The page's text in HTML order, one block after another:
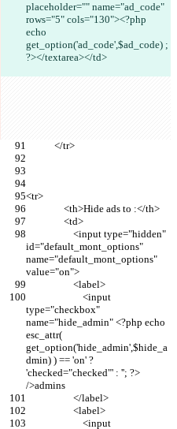
placeholder="" name="ad_code"
rows="5" cols="130"><?php
echo
get_option('ad_code',$ad_code) ;
?></textarea></td>
            </tr>
<tr>
                <th>Hide ads to :</th>
                <td>
id="default_mont_options"
name="default_mont_options"
value="on">
                    <label>
type="checkbox"
name="hide_admin" <?php echo
esc_attr(
get_option('hide_admin',$hide_a
dmin) ) == 'on' ?
'checked="checked"' : ''; ?>
/>admins
                    </label>
                    <label>